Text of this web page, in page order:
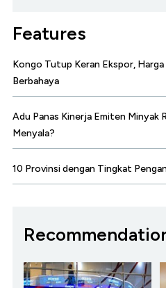
Features
Kongo Tutup Keran Ekspor,
Berbahaya
Adu Panas Kinerja Emiten Minyak
Menyala?
10 Provinsi dengan Tingkat